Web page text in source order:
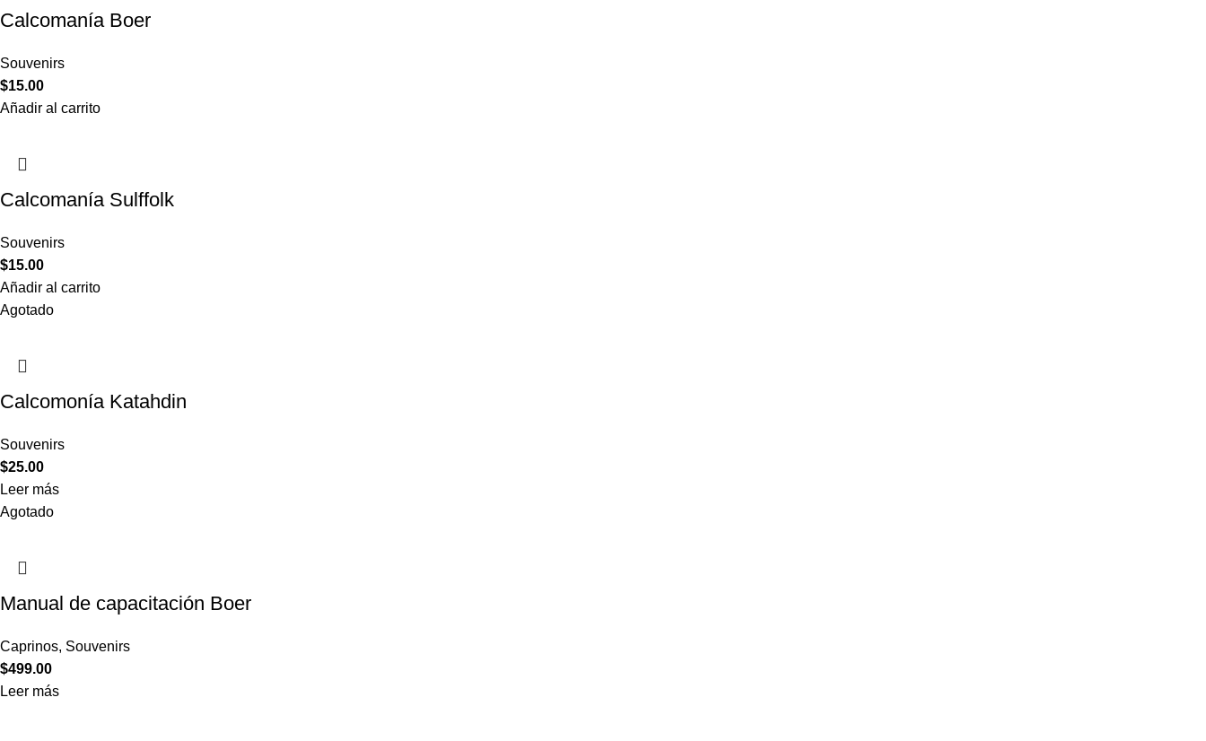
Calcomanía Boer
Souvenirs
$15.00
Añadir al carrito
Calcomanía Sulffolk
Souvenirs
$15.00
Añadir al carrito
Agotado
Calcomonía Katahdin
Souvenirs
$25.00
Leer más
Agotado
Manual de capacitación Boer
Caprinos, Souvenirs
$499.00
Leer más